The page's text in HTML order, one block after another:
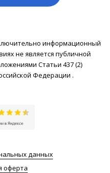
информационный
не является публичной
Статьи 437 (2)
Федерации .
данных
оферта